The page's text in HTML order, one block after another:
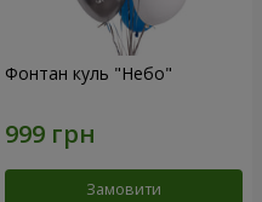
Фонтан куль "Небо"
Замовити